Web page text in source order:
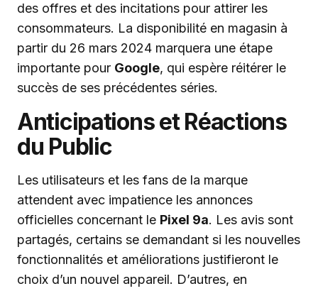
des offres et des incitations pour attirer les
consommateurs. La disponibilité en magasin à
partir du 26 mars 2024 marquera une étape
importante pour Google, qui espère réitérer le
succès de ses précédentes séries.
Anticipations et Réactions
du Public
Les utilisateurs et les fans de la marque
attendent avec impatience les annonces
officielles concernant le Pixel 9a. Les avis sont
partagés, certains se demandant si les nouvelles
fonctionnalités et améliorations justifieront le
choix d’un nouvel appareil. D’autres, en